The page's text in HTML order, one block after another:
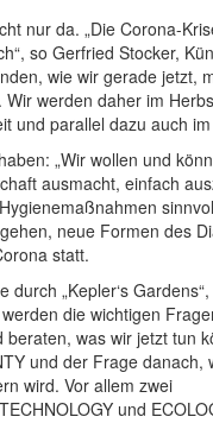
nur da. „Die Corona-
so Gerfried Stocker,
wie wir gerade jetzt,
werden daher im
und parallel dazu auch
„Wir wollen und
ausmacht, einfach
neue Formen des
statt.
„Kepler‘s
die wichtigen
was wir jetzt tun
und der Frage danach,
wird. Vor allem zwei
und